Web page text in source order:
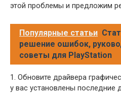
этой проблемы и предложим
Популярные статьи
решение ошибок,
советы для PlayStation
1. Обновите драйвера
у вас установлены последние